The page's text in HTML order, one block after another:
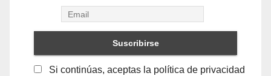
Si continúas, aceptas la política de privacidad